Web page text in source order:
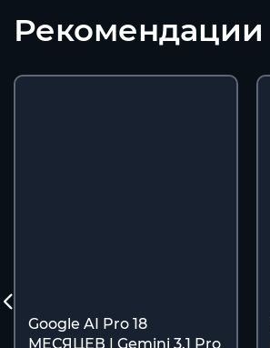
Рекомендации
Google AI Pro 18
МЕСЯЦЕВ | Gemini 3.1 Pro